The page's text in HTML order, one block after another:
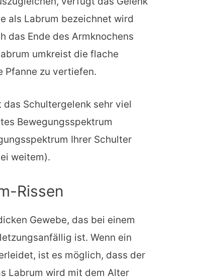
als Labrum bezeichnet wird
das Ende des Armknochens
umkreist die flache
Pfanne zu vertiefen.
Schultergelenk sehr viel
Bewegungsspektrum
Ihrer Schulter
weitem).
Rissen
Gewebe, das bei einem
ist. Wenn ein
ist es möglich, dass der
Labrum wird mit dem Alter